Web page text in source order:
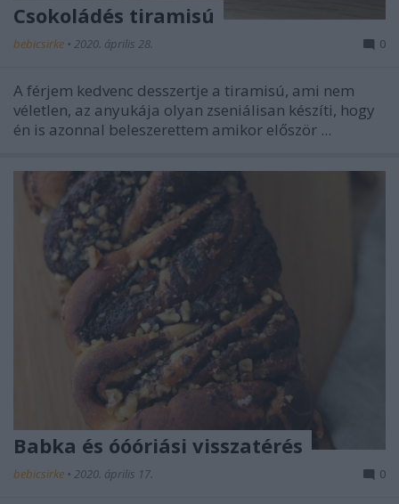
Csokoládés tiramisú
bebicsirke • 2020. április 28. 0
A férjem kedvenc desszertje a tiramisú, ami nem
véletlen, az anyukája olyan zseniálisan készíti, hogy
én is azonnal beleszerettem amikor először ...
Babka és óóóriási visszatérés
bebicsirke • 2020. április 17. 0